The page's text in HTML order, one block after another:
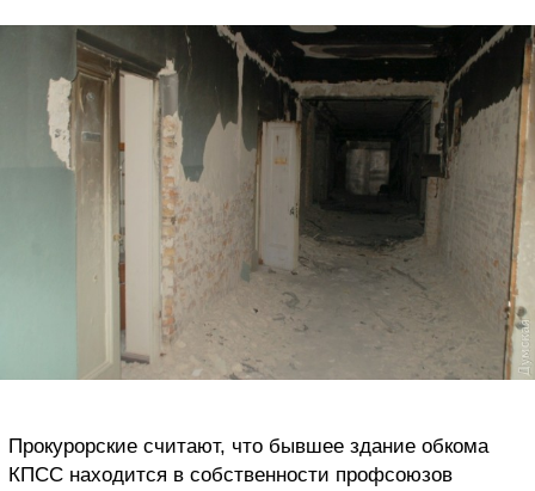
Прокурорские считают, что бывшее здание обкома
КПСС находится в собственности профсоюзов